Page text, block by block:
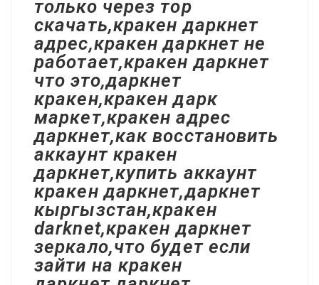
только через тор
скачать,кракен даркнет
адрес,кракен даркнет не
работает,кракен даркнет
что это,даркнет
кракен,кракен дарк
маркет,кракен адрес
даркнет,как восстановить
аккаунт кракен
даркнет,купить аккаунт
кракен даркнет,даркнет
кыргызстан,кракен
darknet,кракен даркнет
зеркало,что будет если
зайти на кракен